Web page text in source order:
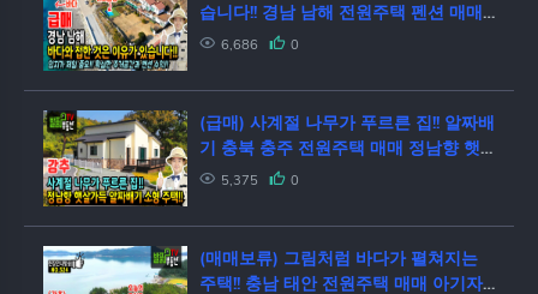
습니다!! 경남 남해 전원주택 펜션 매매
천혜의 입지가 제일 중요!! 확실한 주거
동산 - 발품부동산TV
6,686 0
(급매) 사계절 나무가 푸르른 집!! 알짜배
기 충북 충주 전원주택 매매 정남향 햇
살 가득 이쁜 내부 유명창호 시공 난방
산 - 발품부동산TV
5,375 0
(매매보류) 그림처럼 바다가 펼쳐지는
주택!! 충남 태안 전원주택 매매 아기자